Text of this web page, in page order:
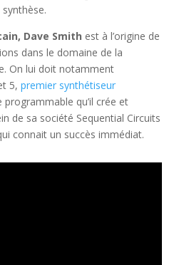
Dave Smith est à l’origine de
dans le domaine de la
On lui doit notamment
5, premier synthétiseur
programmable qu’il crée et
de sa société Sequential Circuits
connait un succès immédiat.